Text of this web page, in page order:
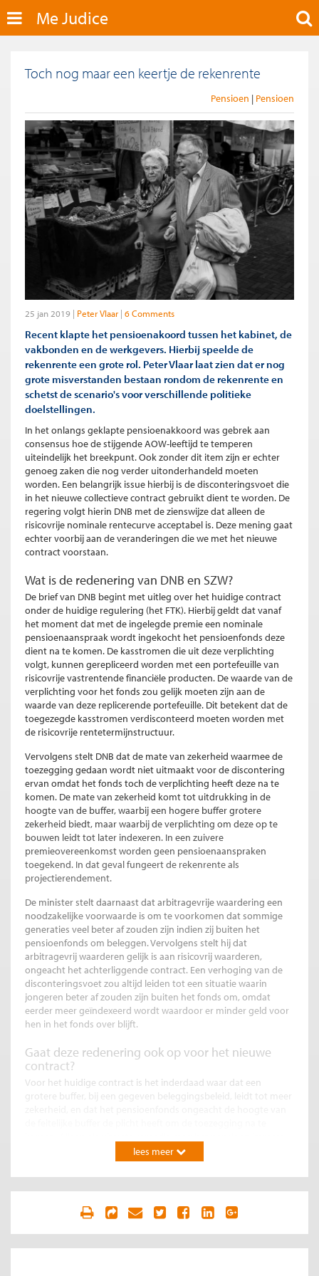
Me Judice
Toch nog maar een keertje de rekenrente
Pensioen Pensioen
25 jan 2019 Peter Vlaar 6 Comments
Recent klapte het pensioenakoord tussen het kabinet, de
vakbonden en de werkgevers. Hierbij speelde de
rekenrente een grote rol. Peter Vlaar laat zien dat er nog
grote misverstanden bestaan rondom de rekenrente en
schetst de scenario's voor verschillende politieke
doelstellingen.
In het onlangs geklapte pensioenakkoord was gebrek aan
consensus hoe de stijgende AOW-leeftijd te temperen
uiteindelijk het breekpunt. Ook zonder dit item zijn er echter
genoeg zaken die nog verder uitonderhandeld moeten
worden. Een belangrijk issue hierbij is de disconteringsvoet die
in het nieuwe collectieve contract gebruikt dient te worden. De
regering volgt hierin DNB met de zienswijze dat alleen de
risicovrije nominale rentecurve acceptabel is. Deze mening gaat
echter voorbij aan de veranderingen die we met het nieuwe
contract voorstaan.
Wat is de redenering van DNB en SZW?
De brief van DNB begint met uitleg over het huidige contract
onder de huidige regulering (het FTK). Hierbij geldt dat vanaf
het moment dat met de ingelegde premie een nominale
pensioenaanspraak wordt ingekocht het pensioenfonds deze
dient na te komen. De kasstromen die uit deze verplichting
volgt, kunnen gerepliceerd worden met een portefeuille van
risicovrije vastrentende financiële producten. De waarde van de
verplichting voor het fonds zou gelijk moeten zijn aan de
waarde van deze replicerende portefeuille. Dit betekent dat de
toegezegde kasstromen verdisconteerd moeten worden met
de risicovrije rentetermijnstructuur.
Vervolgens stelt DNB dat de mate van zekerheid waarmee de
toezegging gedaan wordt niet uitmaakt voor de discontering
ervan omdat het fonds toch de verplichting heeft deze na te
komen. De mate van zekerheid komt tot uitdrukking in de
hoogte van de buffer, waarbij een hogere buffer grotere
zekerheid biedt, maar waarbij de verplichting om deze op te
bouwen leidt tot later indexeren. In een zuivere
premieovereenkomst worden geen pensioenaanspraken
toegekend. In dat geval fungeert de rekenrente als
projectierendement.
De minister stelt daarnaast dat arbitragevrije waardering een
noodzakelijke voorwaarde is om te voorkomen dat sommige
generaties veel beter af zouden zijn indien zij buiten het
pensioenfonds om beleggen. Vervolgens stelt hij dat
arbitragevrij waarderen gelijk is aan risicovrij waarderen,
ongeacht het achterliggende contract. Een verhoging van de
disconteringsvoet zou altijd leiden tot een situatie waarin
jongeren beter af zouden zijn buiten het fonds om, omdat
eerder meer geïndexeerd wordt waardoor er minder geld voor
hen in het fonds over blijft.
Gaat deze redenering ook op voor het nieuwe
contract?
Voor het huidige contract is het inderdaad waar dat een
grotere buffer, bij een gegeven beleggingsbeleid, leidt tot meer
gekort worden. In het nieuwe contract liggen de risico’s echter
volledig bij de deelnemers en heeft het fonds niet langer de
verplichting om kortingen voor zover mogelijk te voorkomen.
Dit is beter te omschrijven als een collectieve
premieovereenkomst.
lees meer